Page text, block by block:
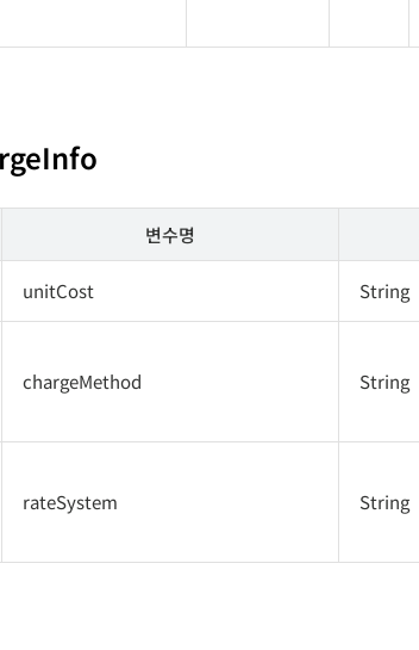
변수명
unitCost String
chargeMethod String
rateSystem String